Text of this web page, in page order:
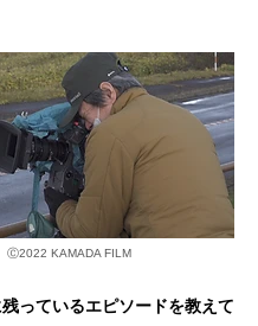
Ⓒ2022 KAMADA FILM
っているエピソードを教えて